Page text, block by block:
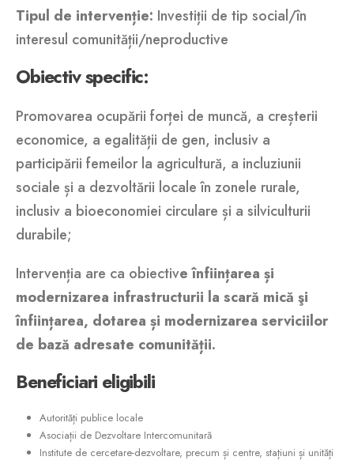
Tipul de intervenție: Investiții de tip social/în
interesul comunității/neproductive
Obiectivspecific:
Promovarea ocupării forței de muncă, a creșterii
economice, a egalității de gen, inclusiv a
participării femeilor la agricultură, a incluziunii
sociale și a dezvoltării locale în zonele rurale,
inclusiv a bioeconomiei circulare și a silviculturii
durabile;
Intervenția are ca obiective înființarea și
modernizarea infrastructurii la scară mică şi
înființarea, dotarea și modernizarea serviciilor
de bază adresate comunității.
Beneficiari eligibili
Autorități publice locale
Asociații de Dezvoltare Intercomunitară
Institute de cercetare-dezvoltare, precum și centre, stațiuni și unități